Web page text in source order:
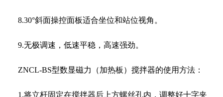
8.30°斜面操控面板适合坐位和站位视角。
9.无极调速，低速平稳，高速强劲。
ZNCL-BS型数显磁力（加热板）搅拌器的使用方法：
1.将立杆固定在搅拌器后上方螺丝孔内，调整好十字夹